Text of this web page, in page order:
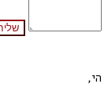
הי,